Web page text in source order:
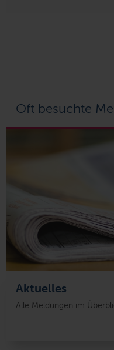
Oft besuchte
Aktuelles
Alle Meldungen im